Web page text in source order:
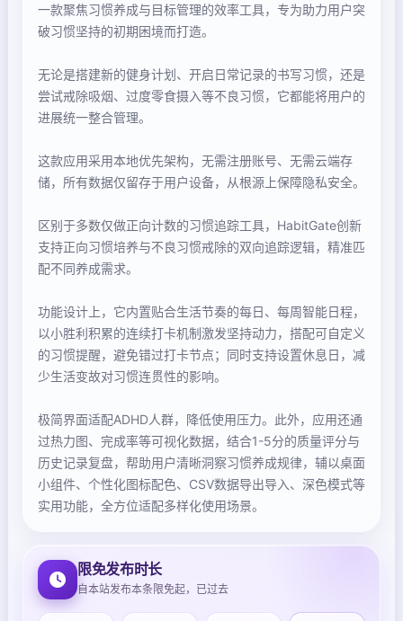
一款聚焦习惯养成与目标管理的效率工具，专为助力用户突
破习惯坚持的初期困境而打造。
无论是搭建新的健身计划、开启日常记录的书写习惯，还是
尝试戒除吸烟、过度零食摄入等不良习惯，它都能将用户的
进展统一整合管理。
这款应用采用本地优先架构，无需注册账号、无需云端存
储，所有数据仅留存于用户设备，从根源上保障隐私安全。
区别于多数仅做正向计数的习惯追踪工具，HabitGate创新
支持正向习惯培养与不良习惯戒除的双向追踪逻辑，精准匹
配不同养成需求。
功能设计上，它内置贴合生活节奏的每日、每周智能日程，
以小胜利积累的连续打卡机制激发坚持动力，搭配可自定义
的习惯提醒，避免错过打卡节点；同时支持设置休息日，减
少生活变故对习惯连贯性的影响。
极简界面适配ADHD人群，降低使用压力。此外，应用还通
过热力图、完成率等可视化数据，结合1-5分的质量评分与
历史记录复盘，帮助用户清晰洞察习惯养成规律，辅以桌面
小组件、个性化图标配色、CSV数据导出导入、深色模式等
实用功能，全方位适配多样化使用场景。
限免发布时长
自本站发布本条限免起，已过去